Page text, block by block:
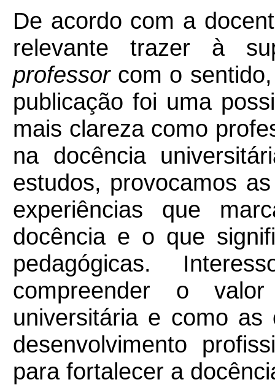
De acordo com a
relevante trazer à
professorcom o sentido,
publicação foi uma
mais clareza como
na docência
estudos, provocamos
experiências que
docência e o que
pedagógicas.
compreender o
universitária e como
desenvolvimento
para fortalecer a